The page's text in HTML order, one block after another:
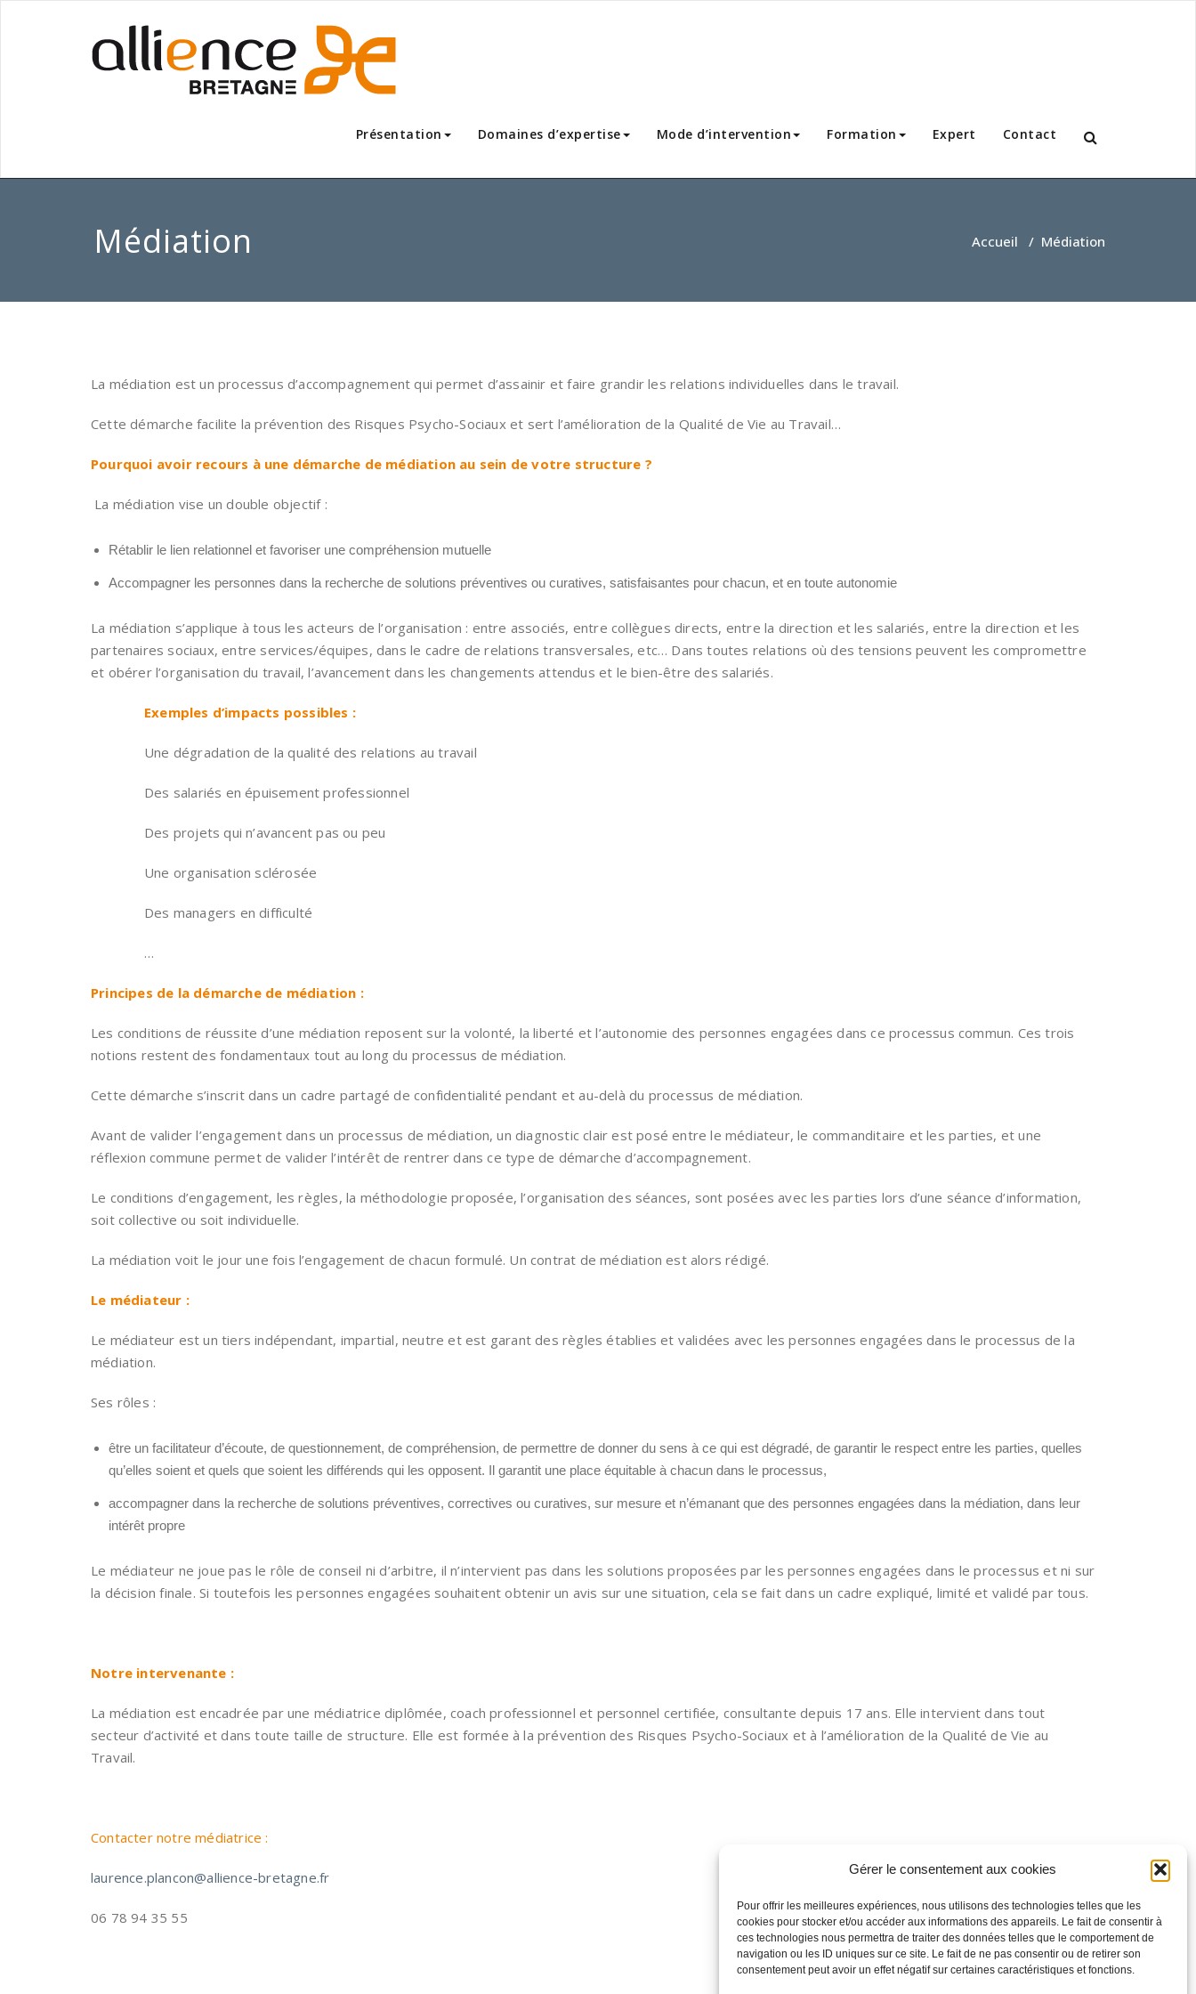
Gérer le consentement aux cookies
Pour offrir les meilleures expériences, nous utilisons des technologies telles que les
cookies pour stocker et/ou accéder aux informations des appareils. Le fait de consentir à
ces technologies nous permettra de traiter des données telles que le comportement de
navigation ou les ID uniques sur ce site. Le fait de ne pas consentir ou de retirer son
consentement peut avoir un effet négatif sur certaines caractéristiques et fonctions.
Présentation Domaines d’expertise Mode d’intervention Formation Expert Contact
Médiation Accueil / Médiation
La médiation est un processus d’accompagnement qui permet d’assainir et faire grandir les relations individuelles dans le travail.
Cette démarche facilite la prévention des Risques Psycho-Sociaux et sert l’amélioration de la Qualité de Vie au Travail…
Pourquoi avoir recours à une démarche de médiation au sein de votre structure ?
La médiation vise un double objectif :
Rétablir le lien relationnel et favoriser une compréhension mutuelle
Accompagner les personnes dans la recherche de solutions préventives ou curatives, satisfaisantes pour chacun, et en toute autonomie
La médiation s’applique à tous les acteurs de l’organisation : entre associés, entre collègues directs, entre la direction et les salariés, entre la direction et les
partenaires sociaux, entre services/équipes, dans le cadre de relations transversales, etc… Dans toutes relations où des tensions peuvent les compromettre
et obérer l’organisation du travail, l’avancement dans les changements attendus et le bien-être des salariés.
Exemples d’impacts possibles :
Une dégradation de la qualité des relations au travail
Des salariés en épuisement professionnel
Des projets qui n’avancent pas ou peu
Une organisation sclérosée
Des managers en difficulté
…
Principes de la démarche de médiation :
Les conditions de réussite d’une médiation reposent sur la volonté, la liberté et l’autonomie des personnes engagées dans ce processus commun. Ces trois
notions restent des fondamentaux tout au long du processus de médiation.
Cette démarche s’inscrit dans un cadre partagé de confidentialité pendant et au-delà du processus de médiation.
Avant de valider l’engagement dans un processus de médiation, un diagnostic clair est posé entre le médiateur, le commanditaire et les parties, et une
réflexion commune permet de valider l’intérêt de rentrer dans ce type de démarche d’accompagnement.
Le conditions d’engagement, les règles, la méthodologie proposée, l’organisation des séances, sont posées avec les parties lors d’une séance d’information,
soit collective ou soit individuelle.
La médiation voit le jour une fois l’engagement de chacun formulé. Un contrat de médiation est alors rédigé.
Le médiateur :
Le médiateur est un tiers indépendant, impartial, neutre et est garant des règles établies et validées avec les personnes engagées dans le processus de la
médiation.
Ses rôles :
être un facilitateur d’écoute, de questionnement, de compréhension, de permettre de donner du sens à ce qui est dégradé, de garantir le respect entre les parties, quelles
qu’elles soient et quels que soient les différends qui les opposent. Il garantit une place équitable à chacun dans le processus,
accompagner dans la recherche de solutions préventives, correctives ou curatives, sur mesure et n’émanant que des personnes engagées dans la médiation, dans leur
intérêt propre
Le médiateur ne joue pas le rôle de conseil ni d’arbitre, il n’intervient pas dans les solutions proposées par les personnes engagées dans le processus et ni sur
la décision finale. Si toutefois les personnes engagées souhaitent obtenir un avis sur une situation, cela se fait dans un cadre expliqué, limité et validé par tous.
Notre intervenante :
La médiation est encadrée par une médiatrice diplômée, coach professionnel et personnel certifiée, consultante depuis 17 ans. Elle intervient dans tout
secteur d’activité et dans toute taille de structure. Elle est formée à la prévention des Risques Psycho-Sociaux et à l’amélioration de la Qualité de Vie au
Travail.
Contacter notre médiatrice :
laurence.plancon@allience-bretagne.fr
06 78 94 35 55